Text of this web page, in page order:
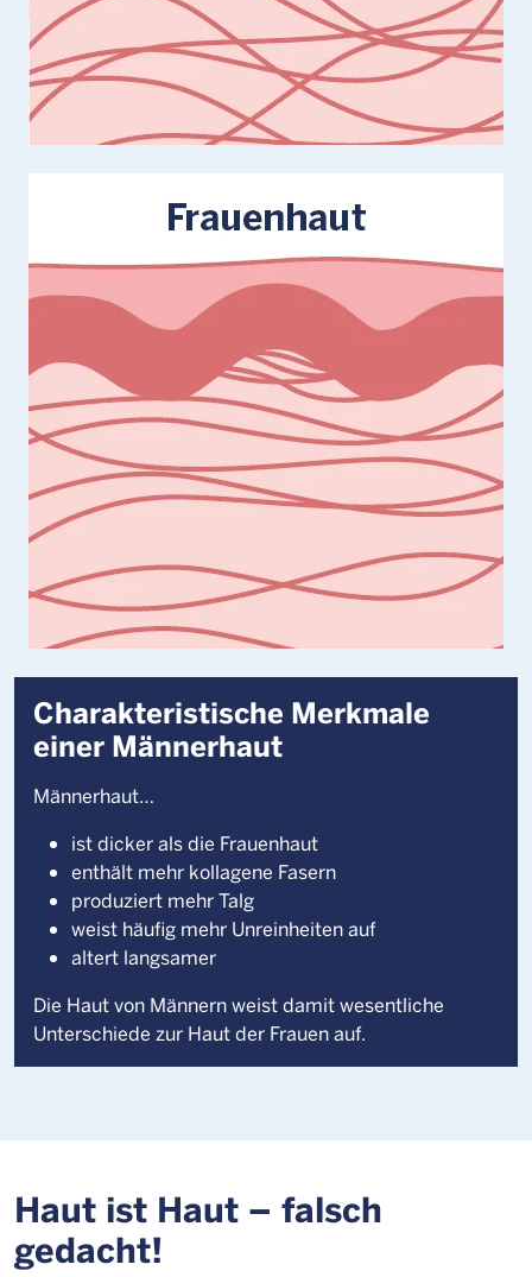
Charakteristische Merkmale
einer Männerhaut
Männerhaut…
ist dicker als die Frauenhaut
enthält mehr kollagene Fasern
produziert mehr Talg
weist häufig mehr Unreinheiten auf
altert langsamer
Die Haut von Männern weist damit wesentliche
Unterschiede zur Haut der Frauen auf.
Haut ist Haut – falsch
gedacht!